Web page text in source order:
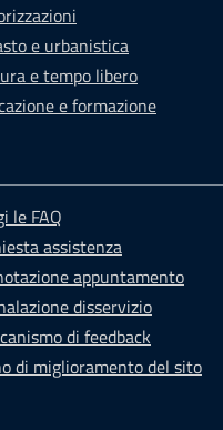
e urbanistica
e tempo libero
e formazione
le FAQ
assistenza
appuntamento
disservizio
di feedback
di miglioramento del sito